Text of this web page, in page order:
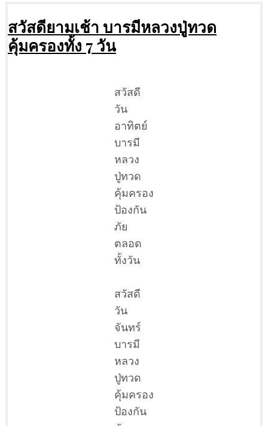
สวัสดียามเช้า บารมีหลวงปู่ทวด
คุ้มครองทั้ง 7 วัน
สวัสดี
วัน
อาทิตย์
บารมี
หลวง
ปู่ทวด
คุ้มครอง
ป้องกัน
ภัย
ตลอด
ทั้งวัน
สวัสดี
วัน
จันทร์
บารมี
หลวง
ปู่ทวด
คุ้มครอง
ป้องกัน